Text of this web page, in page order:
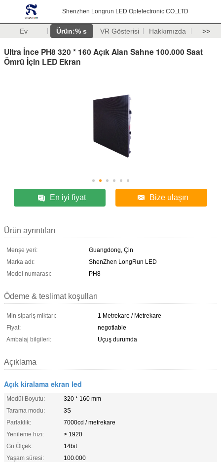
Shenzhen Longrun LED Optelectronic CO.,LTD
Ev Ürün:% s VR Gösterisi Hakkımızda >>
Ultra İnce PH8 320 * 160 Açık Alan Sahne 100.000 Saat
Ömrü İçin LED Ekran
En iyi fiyat Bize ulaşın
Ürün ayrıntıları
Menşe yeri:
Guangdong, Çin
Marka adı:
ShenZhen LongRun LED
Model numarası:
PH8
Ödeme & teslimat koşulları
Min sipariş miktarı:
1 Metrekare / Metrekare
Fiyat:
negotiable
Ambalaj bilgileri:
Uçuş durumda
Açıklama
Açık kiralama ekran led
Modül Boyutu:
320 * 160 mm
Tarama modu:
3S
Parlaklık:
7000cd / metrekare
Yenileme hızı:
> 1920
Gri Ölçek:
14bit
Yaşam süresi:
100.000